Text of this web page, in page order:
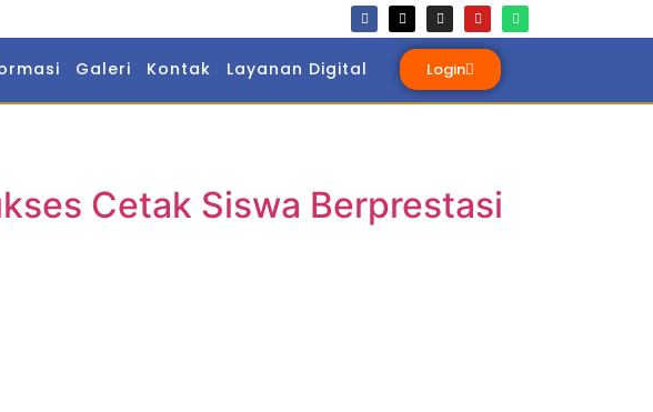
Galeri Kontak Layanan Digital Login
Cetak Siswa Berprestasi